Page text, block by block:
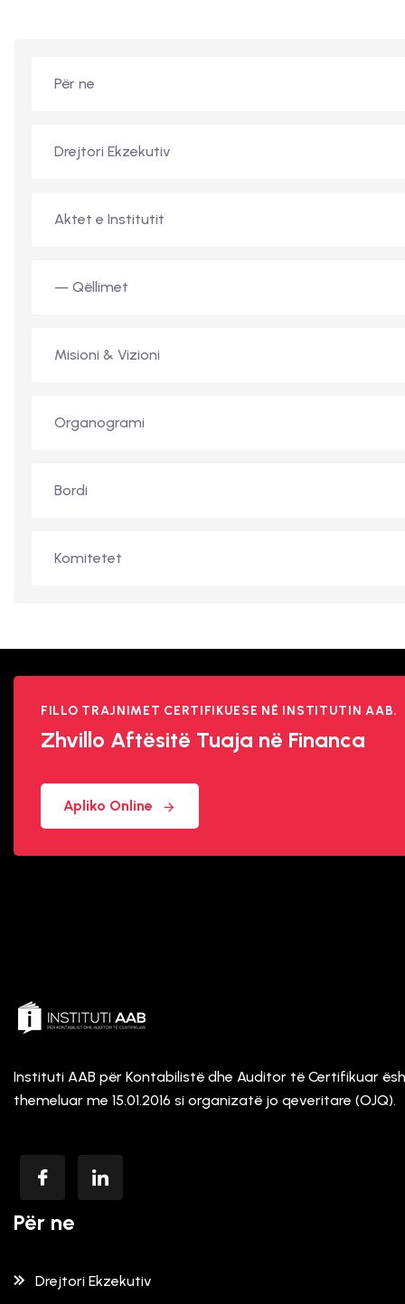
Për ne
Drejtori Ekzekutiv
Aktet e Institutit
— Qëllimet
Misioni & Vizioni
Organogrami
Bordi
Komitetet
FILLO TRAJNIMET CERTIFIKUESE NË INSTITUTIN AAB.
Zhvillo Aftësitë Tuaja në Financa
Apliko Online
Instituti AAB për Kontabilistë dhe Auditor të Certifikuar
themeluar me 15.01.2016 si organizatë jo qeveritare (OJQ).
Për ne
Drejtori Ekzekutiv